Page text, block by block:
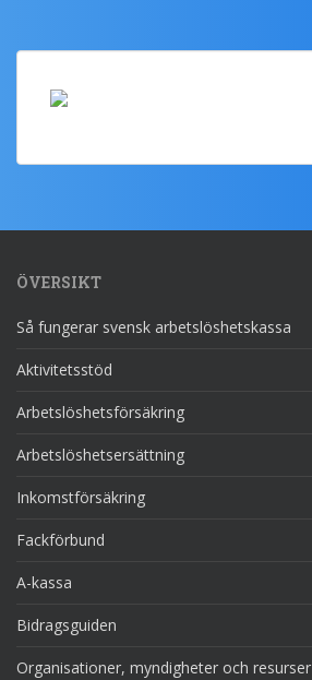
ÖVERSIKT
Så fungerar svensk arbetslöshetskassa
Aktivitetsstöd
Arbetslöshetsförsäkring
Arbetslöshetsersättning
Inkomstförsäkring
Fackförbund
A-kassa
Bidragsguiden
Organisationer, myndigheter och resurser